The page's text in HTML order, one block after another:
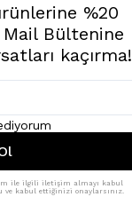
%20
Bültenine
kaçırma!
ile ilgili iletişim almayı kabul
kabul ettiğinizi onaylarsınız.